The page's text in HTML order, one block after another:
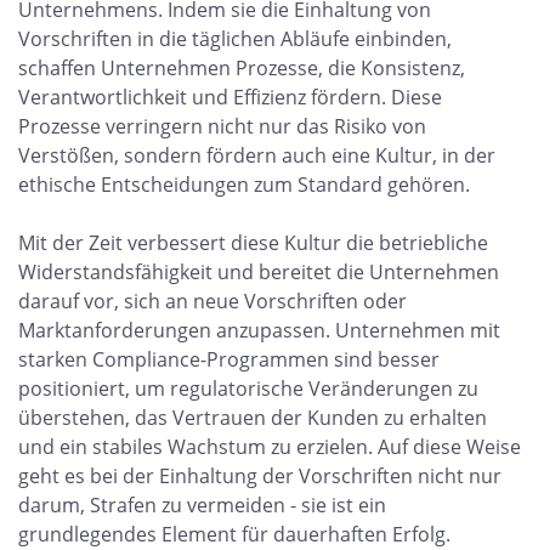
Unternehmens. Indem sie die Einhaltung von
Vorschriften in die täglichen Abläufe einbinden,
schaffen Unternehmen Prozesse, die Konsistenz,
Verantwortlichkeit und Effizienz fördern. Diese
Prozesse verringern nicht nur das Risiko von
Verstößen, sondern fördern auch eine Kultur, in der
ethische Entscheidungen zum Standard gehören.
Mit der Zeit verbessert diese Kultur die betriebliche
Widerstandsfähigkeit und bereitet die Unternehmen
darauf vor, sich an neue Vorschriften oder
Marktanforderungen anzupassen. Unternehmen mit
starken Compliance-Programmen sind besser
positioniert, um regulatorische Veränderungen zu
überstehen, das Vertrauen der Kunden zu erhalten
und ein stabiles Wachstum zu erzielen. Auf diese Weise
geht es bei der Einhaltung der Vorschriften nicht nur
darum, Strafen zu vermeiden - sie ist ein
grundlegendes Element für dauerhaften Erfolg.